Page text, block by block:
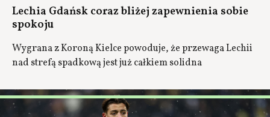
Lechia Gdańsk coraz bliżej zapewnienia sobie
spokoju
Wygrana z Koroną Kielce powoduje, że przewaga Lechii
nad strefą spadkową jest już całkiem solidna